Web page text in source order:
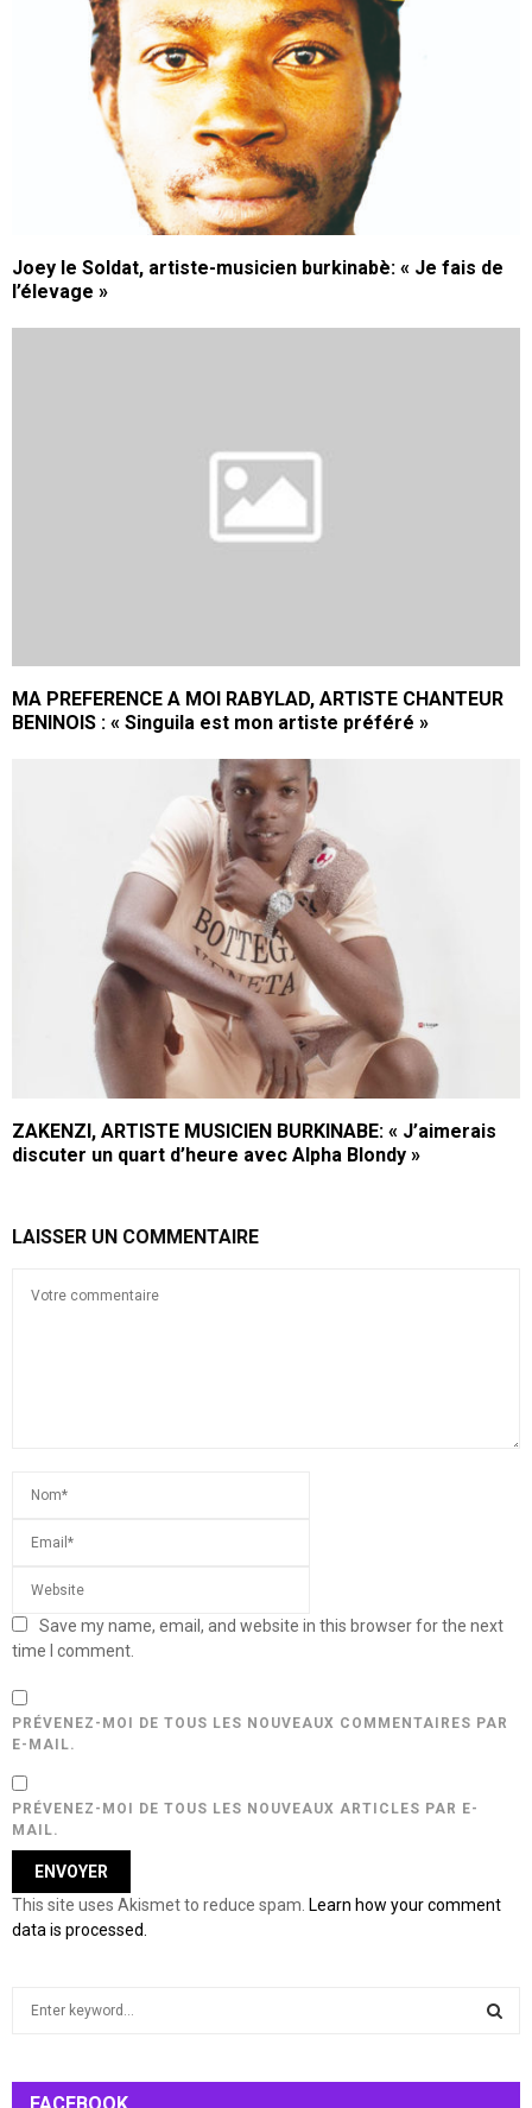
Joey le Soldat, artiste-musicien burkinabè: « Je fais de
l’élevage »
MA PREFERENCE A MOI RABYLAD, ARTISTE CHANTEUR
BENINOIS : « Singuila est mon artiste préféré »
ZAKENZI, ARTISTE MUSICIEN BURKINABE: « J’aimerais
discuter un quart d’heure avec Alpha Blondy »
LAISSER UN COMMENTAIRE
Save my name, email, and website in this browser for the next
time I comment.
PRÉVENEZ-MOI DE TOUS LES NOUVEAUX COMMENTAIRES PAR
E-MAIL.
PRÉVENEZ-MOI DE TOUS LES NOUVEAUX ARTICLES PAR E-
MAIL.
This site uses Akismet to reduce spam. Learn how your comment
data is processed.